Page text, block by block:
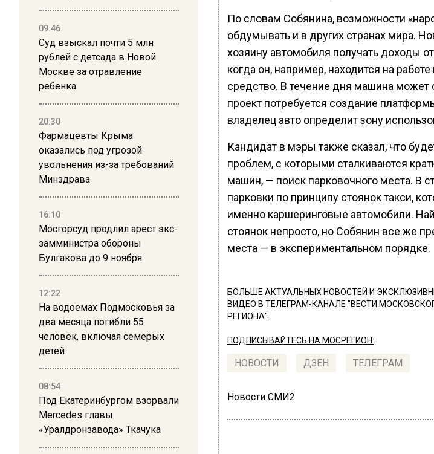
09:46
Суд взыскал почти 5 млн
рублей с детсада в Новой
Москве за отравление
ребенка
20:30
Фармацевты Крыма
оказались под угрозой
увольнения из-за требований
Минздрава
16:10
Мосгорсуд продлил арест экс-
замминистра обороны
Булгакова до 9 ноября
12:22
На водоемах Подмосковья за
два месяца погибли 55
человек, включая семерых
детей
08:54
Под Екатеринбургом взорвали
Mercedes главы
«Уралдронзавода» Ткачука
По словам Собянина, возможности
обдумывать и в других странах мира.
хозяину автомобиля получать доходы
когда он, например, находится на
средство. В течение дня машина может
проект потребуется создание
владелец авто определит зону
Кандидат в мэры также сказал, что
проблем, с которыми сталкиваются
машин, — поиск парковочного места. В
парковки по принципу стоянок такси,
именно каршеринговые автомобили.
стоянок непросто, но Собянин все же
места — в экспериментальном порядке.
БОЛЬШЕ АКТУАЛЬНЫХ НОВОСТЕЙ И
ВИДЕО В ТЕЛЕГРАМ-КАНАЛЕ "ВЕСТИ
РЕГИОНА".
ПОДПИСЫВАЙТЕСЬ НА МОСРЕГИОН:
НОВОСТИ ДЗЕН ТЕЛЕГРАМ
Новости СМИ2